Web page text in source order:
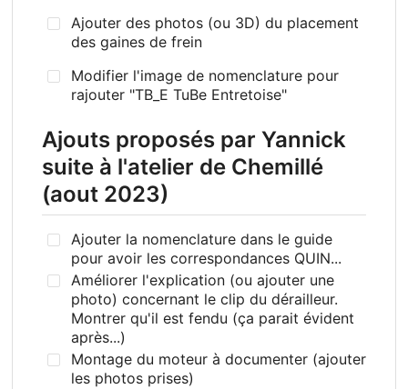
Ajouter des photos (ou 3D) du placement
des gaines de frein
Modifier l'image de nomenclature pour
rajouter "TB_E TuBe Entretoise"
Ajouts proposés par Yannick
suite à l'atelier de Chemillé
(aout 2023)
Ajouter la nomenclature dans le guide
pour avoir les correspondances QUIN...
Améliorer l'explication (ou ajouter une
photo) concernant le clip du dérailleur.
Montrer qu'il est fendu (ça parait évident
après...)
Montage du moteur à documenter (ajouter
les photos prises)